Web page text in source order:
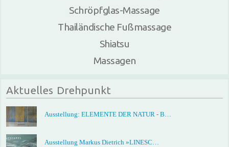
Schröpfglas-Massage
Thailändische Fußmassage
Shiatsu
Massagen
Aktuelles Drehpunkt
Ausstellung: ELEMENTE DER NATUR - B…
Ausstellung Markus Dietrich »LINESC…